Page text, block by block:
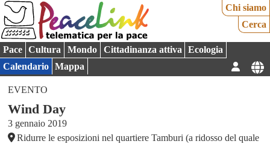
Chi siamo
Cerca
Pace Cultura Mondo Cittadinanza attiva
Ecologia
Calendario
Mappa
EVENTO
Wind Day
3 gennaio 2019
Ridurre le esposizioni nel quartiere Tamburi (a ridosso del quale